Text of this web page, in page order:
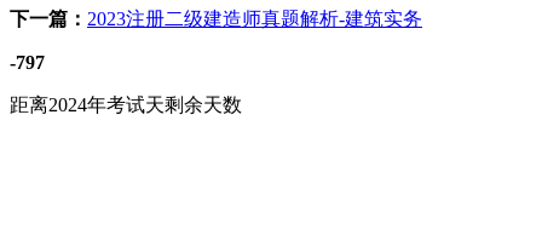
下一篇： 2023注册二级建造师真题解析-建筑实务
-797
距离2024年考试天剩余天数